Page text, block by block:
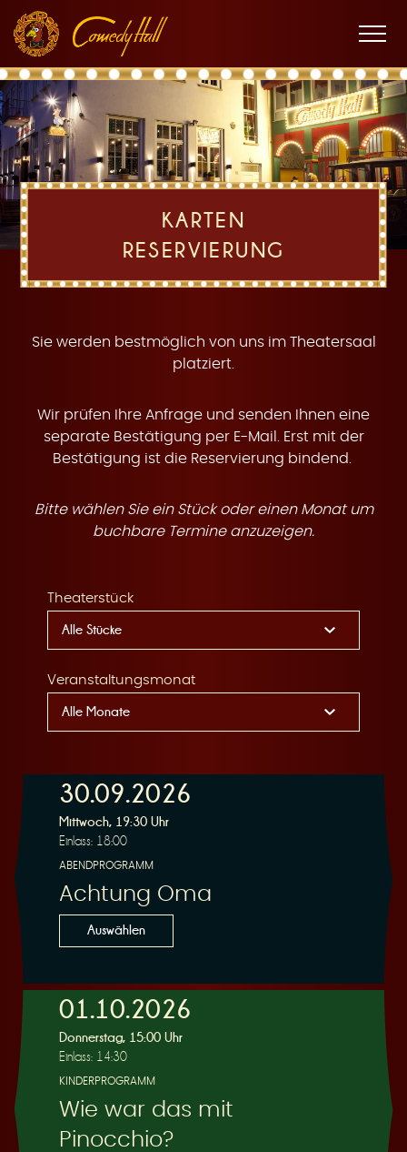
Hauptnavigation
Inhalt
Fußnavigation
K
a
r
e
R
e
s
Menü
KARTEN
RESERVIERUNG
Sie werden bestmöglich von uns im Theatersaal
platziert.
Wir prüfen Ihre Anfrage und senden Ihnen eine
separate Bestätigung per E-Mail. Erst mit der
Bestätigung ist die Reservierung bindend.
Bitte wählen Sie ein Stück oder einen Monat um
buchbare Termine anzuzeigen.
Theaterstück
Veranstaltungsmonat
30.09.2026
Mittwoch, 19:30 Uhr
Einlass: 18:00
ABENDPROGRAMM
Achtung Oma
Auswählen
01.10.2026
Donnerstag, 15:00 Uhr
Einlass: 14:30
KINDERPROGRAMM
Wie war das mit
Pinocchio?